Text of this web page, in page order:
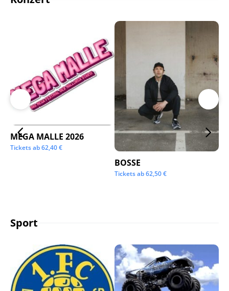
MEGA MALLE 2026
Tickets ab62,40€
BOSSE
Tickets ab62,50€
Sport